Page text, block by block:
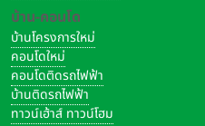
บ้าน-คอนโด
บ้านโครงการใหม่
คอนโดใหม่
คอนโดติดรถไฟฟ้า
บ้านติดรถไฟฟ้า
ทาวน์เฮ้าส์ ทาวน์โฮม